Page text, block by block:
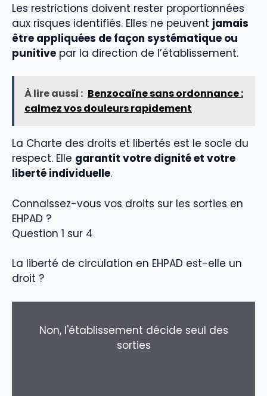
Les restrictions doivent rester proportionnées
aux risques identifiés. Elles ne peuvent jamais
être appliquées de façon systématique ou
punitive par la direction de l’établissement.
À lire aussi : Benzocaïne sans ordonnance :
calmez vos douleurs rapidement
La Charte des droits et libertés est le socle du
respect. Elle garantit votre dignité et votre
liberté individuelle.
Connaissez-vous vos droits sur les sorties en
EHPAD ?
Question 1 sur 4
La liberté de circulation en EHPAD est-elle un
droit ?
Non, l'établissement décide seul des
sorties